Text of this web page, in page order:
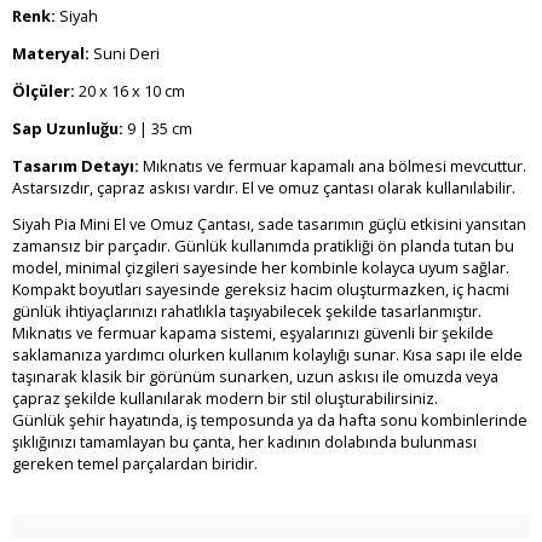
Renk: Siyah
Materyal: Suni Deri
Ölçüler: 20 x 16 x 10 cm
Sap Uzunluğu: 9 | 35 cm
Tasarım Detayı: Mıknatıs ve fermuar kapamalı ana bölmesi mevcuttur.
Astarsızdır, çapraz askısı vardır. El ve omuz çantası olarak kullanılabilir.
Siyah Pia Mini El ve Omuz Çantası, sade tasarımın güçlü etkisini yansıtan
zamansız bir parçadır. Günlük kullanımda pratikliği ön planda tutan bu
model, minimal çizgileri sayesinde her kombinle kolayca uyum sağlar.
Kompakt boyutları sayesinde gereksiz hacim oluşturmazken, iç hacmi
günlük ihtiyaçlarınızı rahatlıkla taşıyabilecek şekilde tasarlanmıştır.
Mıknatıs ve fermuar kapama sistemi, eşyalarınızı güvenli bir şekilde
saklamanıza yardımcı olurken kullanım kolaylığı sunar. Kısa sapı ile elde
taşınarak klasik bir görünüm sunarken, uzun askısı ile omuzda veya
çapraz şekilde kullanılarak modern bir stil oluşturabilirsiniz.
Günlük şehir hayatında, iş temposunda ya da hafta sonu kombinlerinde
şıklığınızı tamamlayan bu çanta, her kadının dolabında bulunması
gereken temel parçalardan biridir.